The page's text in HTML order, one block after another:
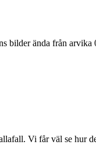
ända från
Vi får väl se hur